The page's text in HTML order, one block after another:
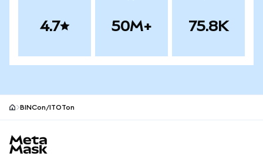
4.7 50M+ 75.8K
BINCon/ITOTon